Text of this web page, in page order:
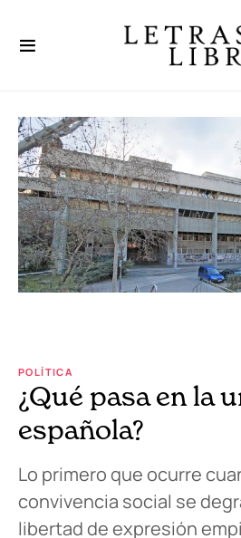
POLÍTICA
¿Qué pasa en la
española?
Lo primero que ocurre
convivencia social se
libertad de expresión